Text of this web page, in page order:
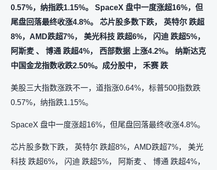
0.57%，纳指跌1.15%。 SpaceX 盘中一度涨超16%，但
尾盘回落最终收涨4.8%。 芯片股多数下跌， 英特尔 跌超
8%，AMD跌超7%， 美光科技 跌超6%， 闪迪 跌超5%，
阿斯麦 、 博通 跌超4%， 西部数据 上涨4.2%。 纳斯达克
中国金龙指数收跌2.50%。成分股中， 禾赛 跌
美股三大指数涨跌不一，道指涨0.64%，标普500指数跌
0.57%，纳指跌1.15%。
SpaceX 盘中一度涨超16%，但尾盘回落最终收涨4.8%。
芯片股多数下跌， 英特尔 跌超8%，AMD跌超7%， 美光
科技 跌超6%， 闪迪 跌超5%， 阿斯麦 、 博通 跌超4%，